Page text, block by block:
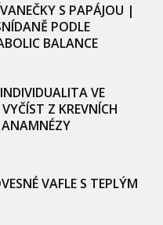
S PAPÁJOU |
PODLE
BALANCE
VE
Z KREVNÍCH
VAFLE S TEPLÝM